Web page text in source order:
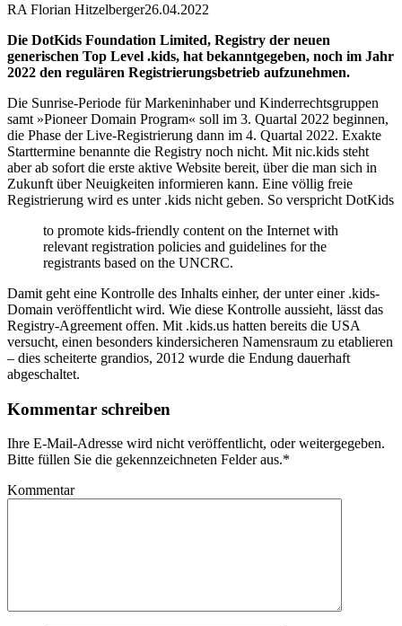
RA Florian Hitzelberger26.04.2022
Die DotKids Foundation Limited, Registry der neuen
generischen Top Level .kids, hat bekanntgegeben, noch im Jahr
2022 den regulären Registrierungsbetrieb aufzunehmen.
Die Sunrise-Periode für Markeninhaber und Kinderrechtsgruppen
samt »Pioneer Domain Program« soll im 3. Quartal 2022 beginnen,
die Phase der Live-Registrierung dann im 4. Quartal 2022. Exakte
Starttermine benannte die Registry noch nicht. Mit nic.kids steht
aber ab sofort die erste aktive Website bereit, über die man sich in
Zukunft über Neuigkeiten informieren kann. Eine völlig freie
Registrierung wird es unter .kids nicht geben. So verspricht DotKids
to promote kids-friendly content on the Internet with
relevant registration policies and guidelines for the
registrants based on the UNCRC.
Damit geht eine Kontrolle des Inhalts einher, der unter einer .kids-
Domain veröffentlicht wird. Wie diese Kontrolle aussieht, lässt das
Registry-Agreement offen. Mit .kids.us hatten bereits die USA
versucht, einen besonders kindersicheren Namensraum zu etablieren
– dies scheiterte grandios, 2012 wurde die Endung dauerhaft
abgeschaltet.
Kommentar schreiben
Ihre E-Mail-Adresse wird nicht veröffentlicht, oder weitergegeben.
Bitte füllen Sie die gekennzeichneten Felder aus.*
Kommentar